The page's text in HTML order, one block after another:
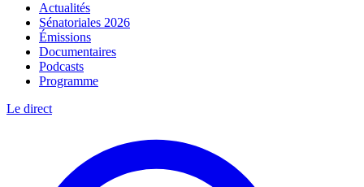
Actualités
Sénatoriales 2026
Émissions
Documentaires
Podcasts
Programme
Le direct